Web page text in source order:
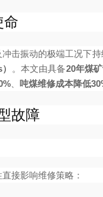
命
击振动的极端工况下
。本文由具备20年煤
吨煤维修成本降低
故障
接影响维修策略：